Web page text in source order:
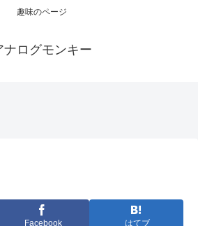
趣味のページ
ナログモンキー
Facebook はてブ